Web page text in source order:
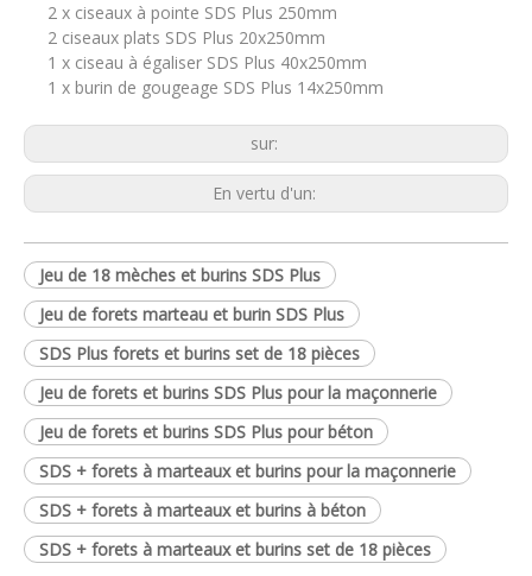
2 x ciseaux à pointe SDS Plus 250mm
2 ciseaux plats SDS Plus 20x250mm
1 x ciseau à égaliser SDS Plus 40x250mm
1 x burin de gougeage SDS Plus 14x250mm
sur:
En vertu d'un:
Jeu de 18 mèches et burins SDS Plus
Jeu de forets marteau et burin SDS Plus
SDS Plus forets et burins set de 18 pièces
Jeu de forets et burins SDS Plus pour la maçonnerie
Jeu de forets et burins SDS Plus pour béton
SDS + forets à marteaux et burins pour la maçonnerie
SDS + forets à marteaux et burins à béton
SDS + forets à marteaux et burins set de 18 pièces